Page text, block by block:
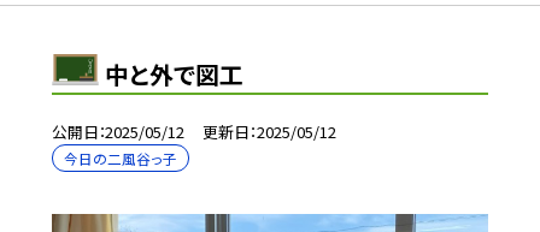
中と外で図工
公開日 2025/05/12 更新日 2025/05/12
今日の二風谷っ子